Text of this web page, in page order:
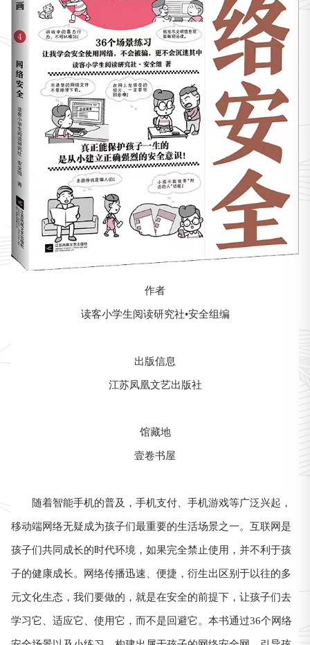
作者
读客小学生阅读研究社•安全组编
出版信息
江苏凤凰文艺出版社
馆藏地
壹卷书屋
随着智能手机的普及，手机支付、手机游戏等广泛兴起，
移动端网络无疑成为孩子们最重要的生活场景之一。互联网是
孩子们共同成长的时代环境，如果完全禁止使用，并不利于孩
子的健康成长。网络传播迅速、便捷，衍生出区别于以往的多
元文化生态，我们要做的，就是在安全的前提下，让孩子们去
学习它、适应它、使用它，而不是回避它。本书通过36个网络